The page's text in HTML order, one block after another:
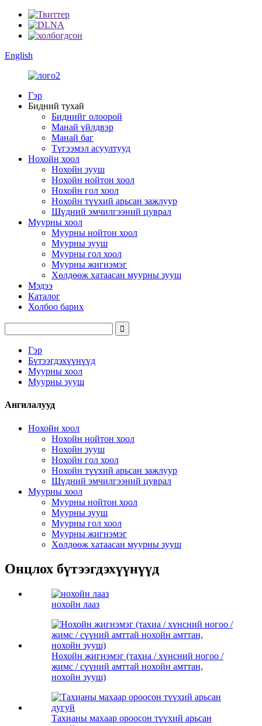
English
Гэр
Бидний тухай
Биднийг олоорой
Манай үйлдвэр
Манай баг
Түгээмэл асуултууд
Нохойн хоол
Нохойн зууш
Нохойн нойтон хоол
Нохойн гол хоол
Нохойн түүхий арьсан зажлуур
Шүдний эмчилгээний цуврал
Муурны хоол
Муурны нойтон хоол
Муурны зууш
Муурны гол хоол
Муурны жигнэмэг
Хөлдөөж хатаасан муурны зууш
Мэдээ
Каталог
Холбоо барих
Гэр
Бүтээгдэхүүнүүд
Муурны хоол
Муурны зууш
Ангилалууд
Нохойн хоол
Нохойн нойтон хоол
Нохойн зууш
Нохойн гол хоол
Нохойн түүхий арьсан зажлуур
Шүдний эмчилгээний цуврал
Муурны хоол
Муурны нойтон хоол
Муурны зууш
Муурны гол хоол
Муурны жигнэмэг
Хөлдөөж хатаасан муурны зууш
Онцлох бүтээгдэхүүнүүд
нохойн лааз
Нохойн жигнэмэг (тахиа / хүнсний ногоо /
жимс / сүүний амттай нохойн амттан,
нохойн зууш)
Тахианы махаар ороосон түүхий арьсан